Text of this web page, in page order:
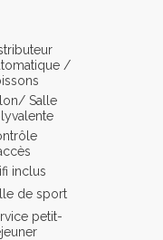
/
Salle
inclus
de sport
petit-